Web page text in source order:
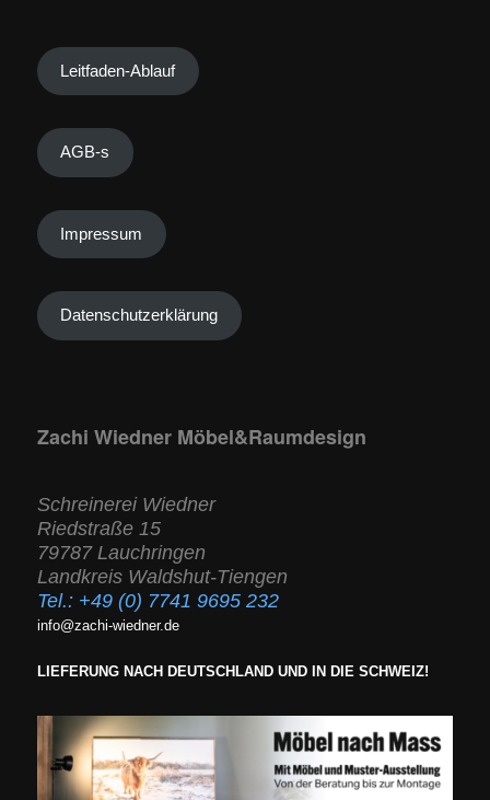
Leitfaden-Ablauf
AGB-s
Impressum
Datenschutzerklärung
Zachi Wiedner Möbel&Raumdesign
Schreinerei Wiedner
Riedstraße 15
79787 Lauchringen
Landkreis Waldshut-Tiengen
Tel.: +49 (0) 7741 9695 232
info@zachi-wiedner.de
LIEFERUNG NACH DEUTSCHLAND UND IN DIE SCHWEIZ!